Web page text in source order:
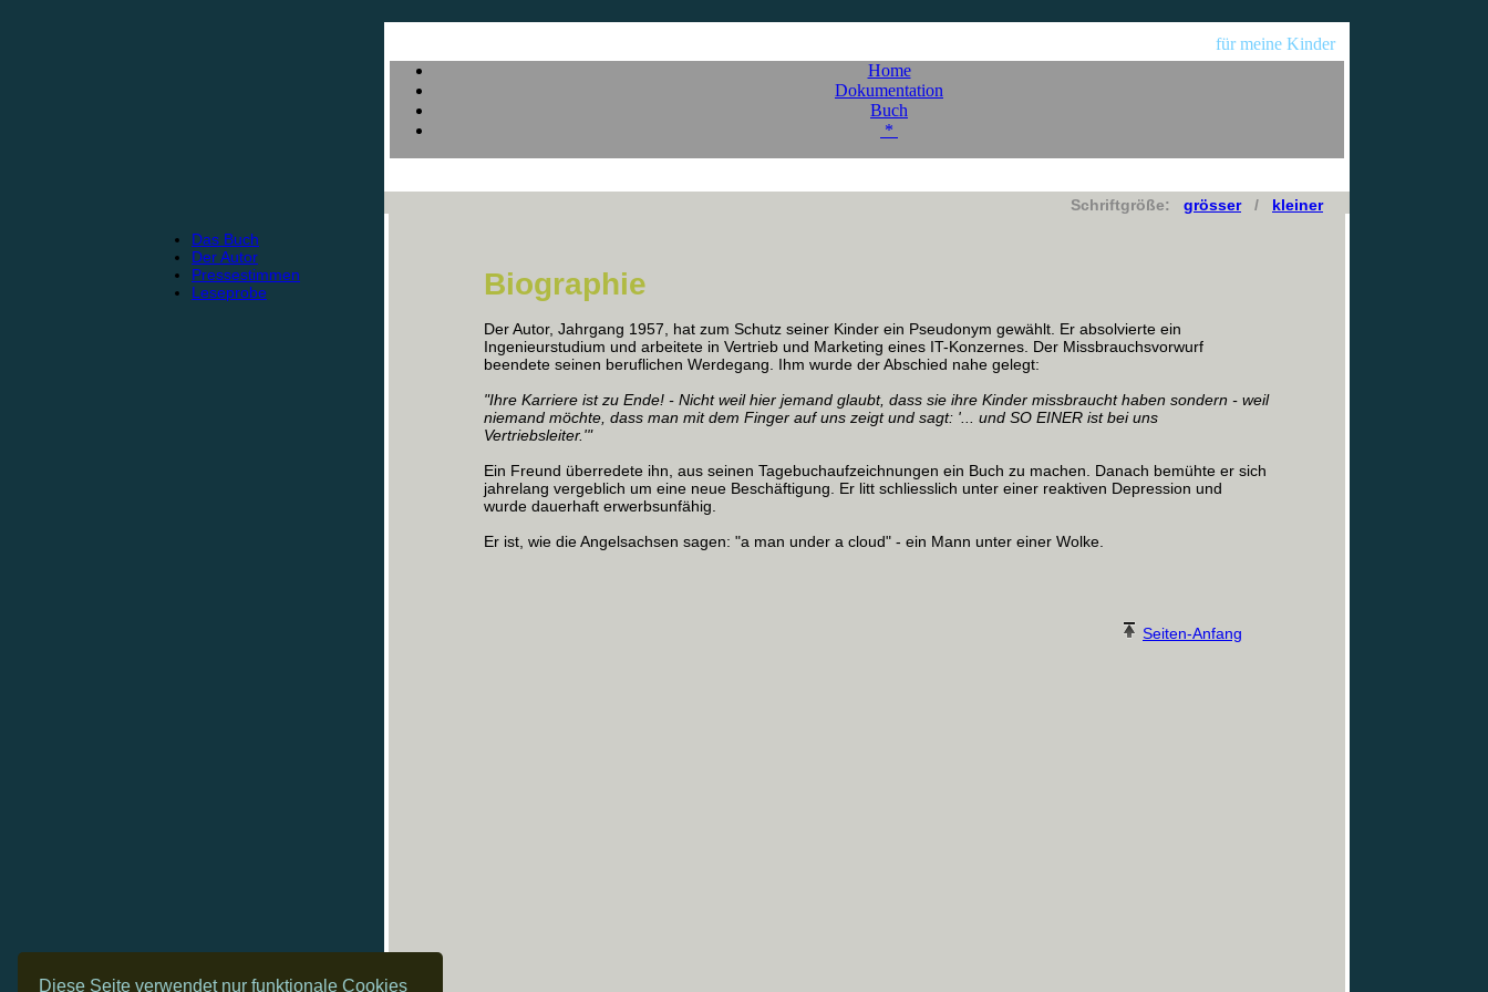
Diese Seite verwendet nur funktionale Cookies
für meine Kinder
Home
Dokumentation
Buch
*
Das Buch
Der Autor
Pressestimmen
Leseprobe
Schriftgröße: grösser/ kleiner
Biographie
Der Autor, Jahrgang 1957, hat zum Schutz seiner Kinder ein Pseudonym gewählt. Er absolvierte ein
Ingenieurstudium und arbeitete in Vertrieb und Marketing eines IT-Konzernes. Der Missbrauchsvorwurf
beendete seinen beruflichen Werdegang. Ihm wurde der Abschied nahe gelegt:
"Ihre Karriere ist zu Ende! - Nicht weil hier jemand glaubt, dass sie ihre Kinder missbraucht haben sondern - weil
niemand möchte, dass man mit dem Finger auf uns zeigt und sagt: '... und SO EINER ist bei uns
Vertriebsleiter.'"
Ein Freund überredete ihn, aus seinen Tagebuchaufzeichnungen ein Buch zu machen. Danach bemühte er sich
jahrelang vergeblich um eine neue Beschäftigung. Er litt schliesslich unter einer reaktiven Depression und
wurde dauerhaft erwerbsunfähig.
Er ist, wie die Angelsachsen sagen: "a man under a cloud" - ein Mann unter einer Wolke.
Seiten-Anfang